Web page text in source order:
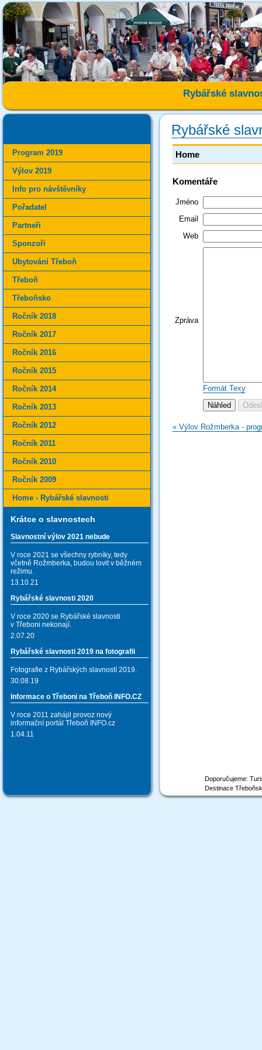
Rybářské
Rybářské
Home
Komentáře
Jméno
Email
Web
Zpráva
Formát Texy
« Výlov Rožmberka -
Program 2019
Výlov 2019
Info pro návštěvníky
Pořadatel
Partneři
Sponzoři
Ubytování Třeboň
Třeboň
Třeboňsko
Ročník 2018
Ročník 2017
Ročník 2016
Ročník 2015
Ročník 2014
Ročník 2013
Ročník 2012
Ročník 2011
Ročník 2010
Ročník 2009
Home - Rybářské slavnosti
Krátce o slavnostech
Slavnostní výlov 2021 nebude
V roce 2021 se všechny rybníky, tedy
včetně Rožmberka, budou lovit v běžném
režimu.
13.10.21
Rybářské slavnosti 2020
V roce 2020 se Rybářské slavnosti
v Třeboni nekonají.
2.07.20
Rybářské slavnosti 2019 na fotografii
Fotografie z Rybářských slavností 2019.
30.08.19
Informace o Třeboni na Třeboň INFO.CZ
V roce 2011 zahájil provoz nový
informační portál Třeboň INFO.cz
1.04.11
Doporučujeme:
Destinace